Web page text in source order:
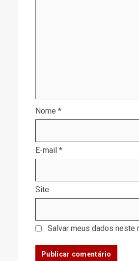
Nome *
E-mail *
Site
Salvar meus dados neste